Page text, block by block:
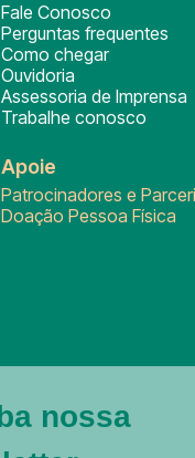
Fale Conosco
Perguntas frequentes
Como chegar
Ouvidoria
Assessoria de Imprensa
Trabalhe conosco
Apoie
Patrocinadores e
Doação Pessoa Física